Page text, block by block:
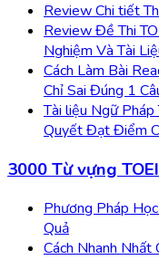
Review Chi tiết
Review Đề Thi
Nghiệm Và Tài
Cách Làm Bài
Chỉ Sai Đúng 1
Tài liệu Ngữ
Quyết Đạt Điểm
3000 Từ vựng
Phương Pháp
Quả
Cách Nhanh